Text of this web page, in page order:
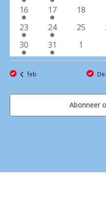
Contact
evenementevenement
1
evenement
16
1
evenement
17
018
1
evenement
23
1
evenement
24
0
25
1
evenement
30
1
evenement
31
01
feb
Abonneer